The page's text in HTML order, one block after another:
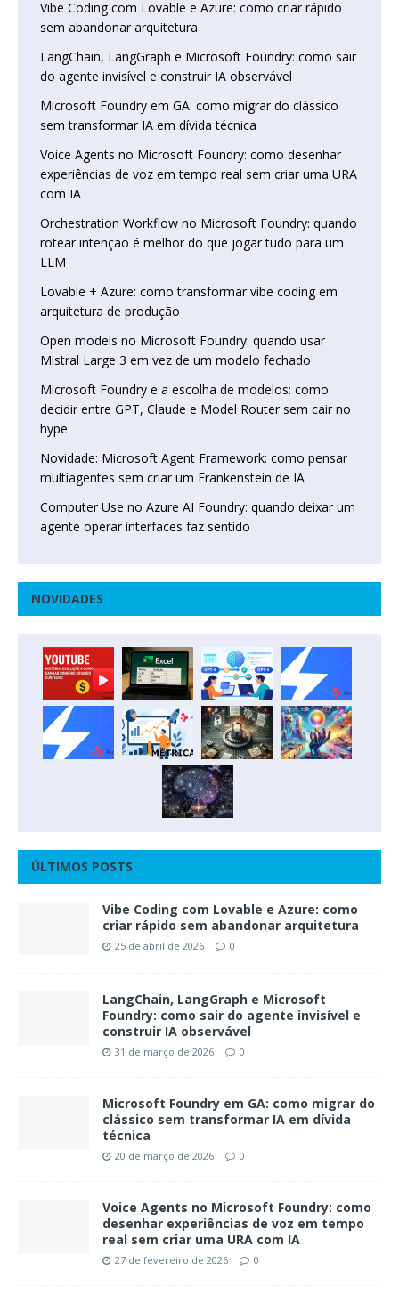
Vibe Coding com Lovable e Azure: como criar rápido
sem abandonar arquitetura
LangChain, LangGraph e Microsoft Foundry: como sair
do agente invisível e construir IA observável
Microsoft Foundry em GA: como migrar do clássico
sem transformar IA em dívida técnica
Voice Agents no Microsoft Foundry: como desenhar
experiências de voz em tempo real sem criar uma URA
com IA
Orchestration Workflow no Microsoft Foundry: quando
rotear intenção é melhor do que jogar tudo para um
LLM
Lovable + Azure: como transformar vibe coding em
arquitetura de produção
Open models no Microsoft Foundry: quando usar
Mistral Large 3 em vez de um modelo fechado
Microsoft Foundry e a escolha de modelos: como
decidir entre GPT, Claude e Model Router sem cair no
hype
Novidade: Microsoft Agent Framework: como pensar
multiagentes sem criar um Frankenstein de IA
Computer Use no Azure AI Foundry: quando deixar um
agente operar interfaces faz sentido
NOVIDADES
ÚLTIMOS POSTS
Vibe Coding com Lovable e Azure: como
criar rápido sem abandonar arquitetura
25 de abril de 2026 0
LangChain, LangGraph e Microsoft
Foundry: como sair do agente invisível e
construir IA observável
31 de março de 2026 0
Microsoft Foundry em GA: como migrar do
clássico sem transformar IA em dívida
técnica
20 de março de 2026 0
Voice Agents no Microsoft Foundry: como
desenhar experiências de voz em tempo
real sem criar uma URA com IA
27 de fevereiro de 2026 0